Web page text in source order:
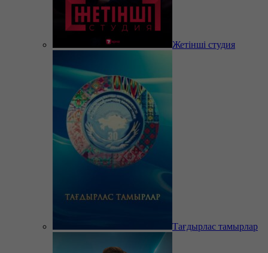
Жетінші студия
Тағдырлас тамырлар